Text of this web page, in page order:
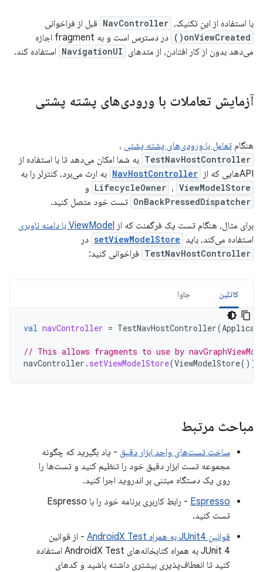
با استفاده از این تکنیک، NavController قبل از فراخوانی
onViewCreated()
در دسترس است و به fragment اجازه
می‌دهد بدون از کار افتادن، از متدهای NavigationUI استفاده کند.
آزمایش تعاملات با ورودی‌های پشته پشتی
هنگام تعامل با ورودی‌های پشته پشتی ،
TestNavHostController به شما امکان می‌دهد تا با استفاده از
APIهایی که از
NavHostController به ارث می‌برد، کنترلر را به
LifecycleOwner ، ViewModelStore و
OnBackPressedDispatcher تست خود متصل کنید.
برای مثال، هنگام تست یک فرگمنت که از ViewModel با دامنه ناوبری
استفاده می‌کند، باید setViewModelStore در
TestNavHostController فراخوانی کنید:
کاتلین جاوا
val navController = TestNavHostController(
// This allows fragments to use by
navController . setViewModelStore(ViewModelStore())
مباحث مرتبط
ساخت تست‌های واحد ابزار دقیق - یاد بگیرید که چگونه
مجموعه تست ابزار دقیق خود را تنظیم کنید و تست‌ها را
روی یک دستگاه مبتنی بر اندروید اجرا کنید.
Espresso
- رابط کاربری برنامه خود را با Espresso
تست کنید.
قوانین JUnit4 به همراه AndroidX Test
- از قوانین
JUnit 4 به همراه کتابخانه‌های AndroidX Test استفاده
کنید تا انعطاف‌پذیری بیشتری داشته باشید و کدهای